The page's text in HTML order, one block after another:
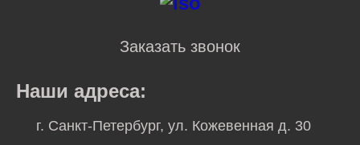
Заказать звонок
Наши адреса:
г. Санкт-Петербург, ул. Кожевенная д. 30